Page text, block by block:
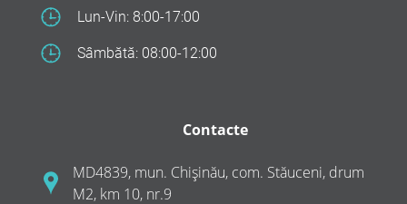
Lun-Vin: 8:00-17:00
Sâmbătă: 08:00-12:00
Contacte
MD4839, mun. Chișinău, com. Stăuceni, drum
M2, km 10, nr.9